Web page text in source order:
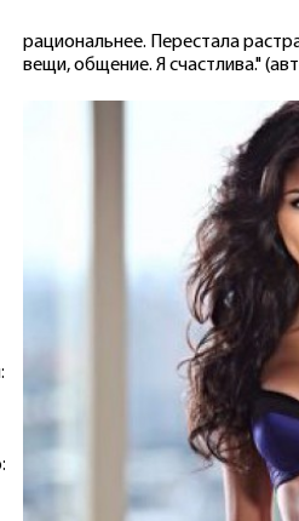
рациональнее. Перестала
вещи, общение. Я счастлива."